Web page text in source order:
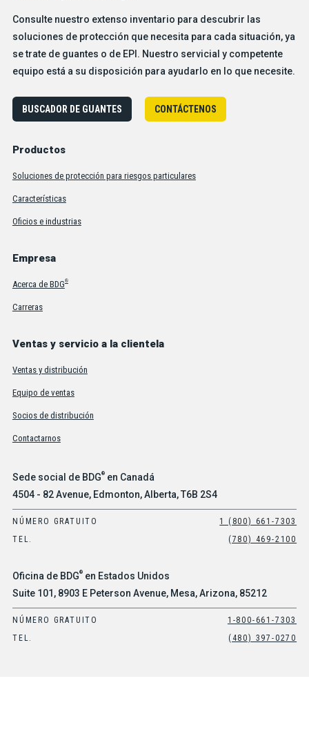
Consulte nuestro extenso inventario para descubrir las
soluciones de protección que necesita para cada situación, ya
se trate de guantes o de EPI. Nuestro servicial y competente
equipo está a su disposición para ayudarlo en lo que necesite.
BUSCADOR DE GUANTES CONTÁCTENOS
Productos
Soluciones de protección para riesgos particulares
Características
Oficios e industrias
Empresa
Acerca de BDG®
Carreras
Ventas y servicio a la clientela
Ventas y distribución
Equipo de ventas
Socios de distribución
Contactarnos
Sede social de BDG®en Canadá
4504 - 82 Avenue, Edmonton, Alberta, T6B 2S4
NÚMERO GRATUITO
1 (800) 661-7303
TEL.
(780) 469-2100
Oficina de BDG®en Estados Unidos
Suite 101, 8903 E Peterson Avenue, Mesa, Arizona, 85212
NÚMERO GRATUITO
1-800-661-7303
TEL.
(480) 397-0270